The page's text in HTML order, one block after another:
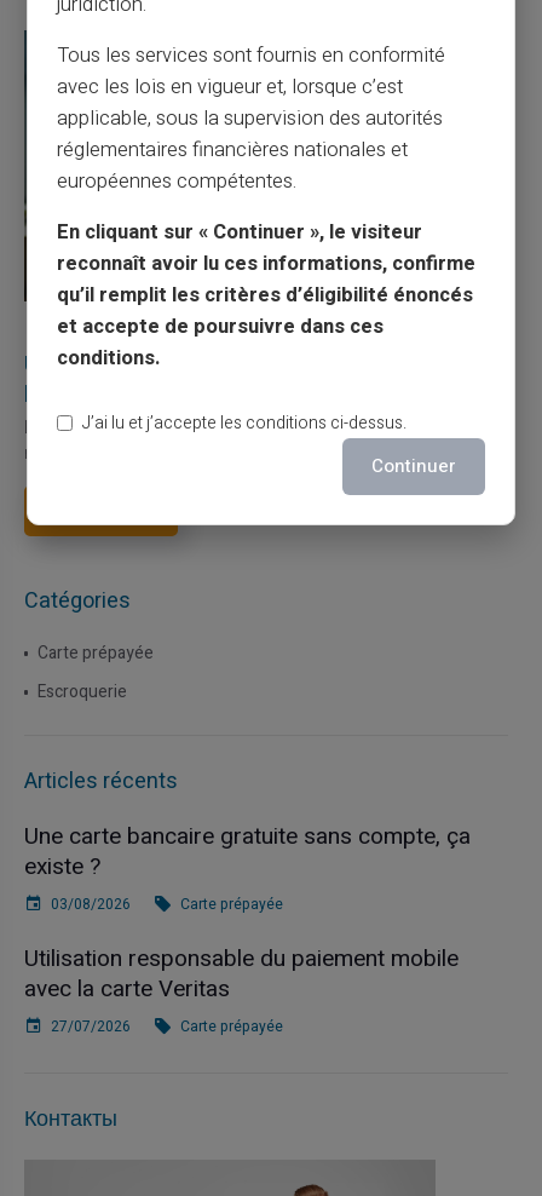
27/07/2026 Veritas Carte prépayée
Utilisation responsable du paiement mobile avec
la carte Veritas
Le paiement mobile s'est imposé dans les habitudes quotidiennes,
mais il appelle des réflexes pour é...
Catégories
Carte prépayée
Escroquerie
Articles récents
Une carte bancaire gratuite sans compte, ça
existe ?
03/08/2026 Carte prépayée
Utilisation responsable du paiement mobile
avec la carte Veritas
27/07/2026 Carte prépayée
Контакты
Tous les services sont fournis en conformité
avec les lois en vigueur et, lorsque c’est
applicable, sous la supervision des autorités
réglementaires financières nationales et
européennes compétentes.
En cliquant sur « Continuer », le visiteur
reconnaît avoir lu ces informations, confirme
qu’il remplit les critères d’éligibilité énoncés
et accepte de poursuivre dans ces
conditions.
J’ai lu et j’accepte les conditions ci-dessus.
Continuer